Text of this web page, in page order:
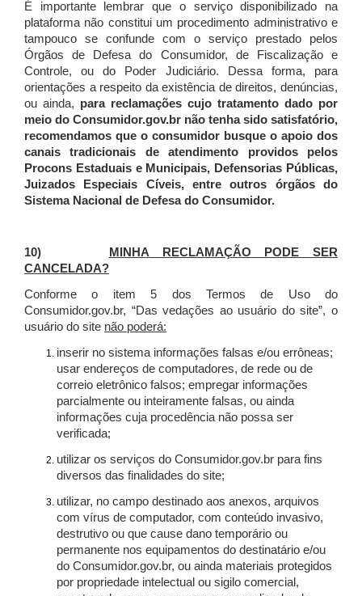
É importante lembrar que o serviço disponibilizado na
plataforma não constitui um procedimento administrativo e
tampouco se confunde com o serviço prestado pelos
Órgãos de Defesa do Consumidor, de Fiscalização e
Controle, ou do Poder Judiciário. Dessa forma, para
orientações a respeito da existência de direitos, denúncias,
ou ainda, para reclamações cujo tratamento dado por
meio do Consumidor.gov.br não tenha sido satisfatório,
recomendamos que o consumidor busque o apoio dos
canais tradicionais de atendimento providos pelos
Procons Estaduais e Municipais, Defensorias Públicas,
Juizados Especiais Cíveis, entre outros órgãos do
Sistema Nacional de Defesa do Consumidor.
10)
MINHA RECLAMAÇÃO PODE SER
CANCELADA?
Conforme o item 5 dos Termos de Uso do
Consumidor.gov.br, “Das vedações ao usuário do site”, o
usuário do site não poderá:
inserir no sistema informações falsas e/ou errôneas;
usar endereços de computadores, de rede ou de
correio eletrônico falsos; empregar informações
parcialmente ou inteiramente falsas, ou ainda
informações cuja procedência não possa ser
verificada;
utilizar os serviços do Consumidor.gov.br para fins
diversos das finalidades do site;
utilizar, no campo destinado aos anexos, arquivos
com vírus de computador, com conteúdo invasivo,
destrutivo ou que cause dano temporário ou
permanente nos equipamentos do destinatário e/ou
do Consumidor.gov.br, ou ainda materiais protegidos
por propriedade intelectual ou sigilo comercial,